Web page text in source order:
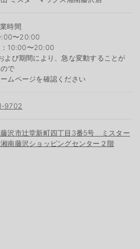
時間
〜20:00
：10:00〜20:00
よび期間により、急な変動することが
で
ムページを確認ください
9702
沢市辻堂新町四丁目3番5号 ミスター
南藤沢ショッピングセンター２階